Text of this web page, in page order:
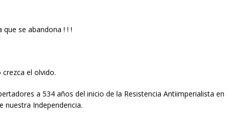
que se abandona ! ! !
el olvido.
a 534 años del inicio de la Resistencia Antiimperialista en
nuestra Independencia.